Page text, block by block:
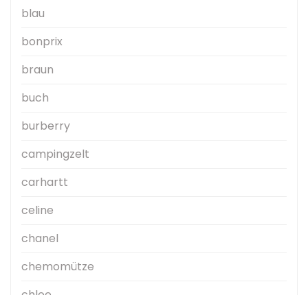
blau
bonprix
braun
buch
burberry
campingzelt
carhartt
celine
chanel
chemomütze